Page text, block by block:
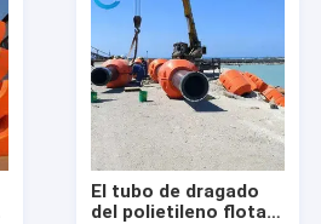
El tubo de dragado
del polietileno flota